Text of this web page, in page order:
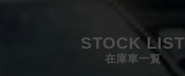
STOCK LIST
在庫車一覧